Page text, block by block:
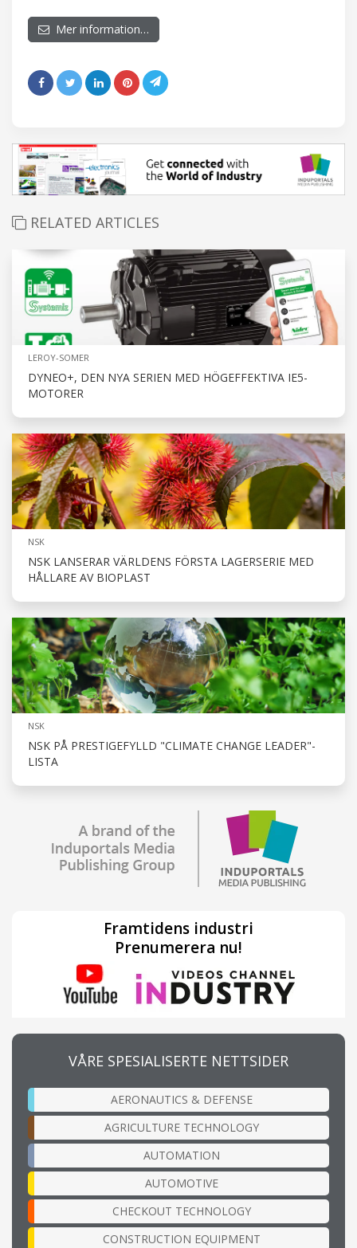
Mer information…
RELATED ARTICLES
LEROY-SOMER
DYNEO+, DEN NYA SERIEN MED HÖGEFFEKTIVA IE5-
MOTORER
NSK
NSK LANSERAR VÄRLDENS FÖRSTA LAGERSERIE MED
HÅLLARE AV BIOPLAST
NSK
NSK PÅ PRESTIGEFYLLD "CLIMATE CHANGE LEADER"-
LISTA
Framtidens industri
Prenumerera nu!
VÅRE SPESIALISERTE NETTSIDER
AERONAUTICS & DEFENSE
AGRICULTURE TECHNOLOGY
AUTOMATION
AUTOMOTIVE
CHECKOUT TECHNOLOGY
CONSTRUCTION EQUIPMENT